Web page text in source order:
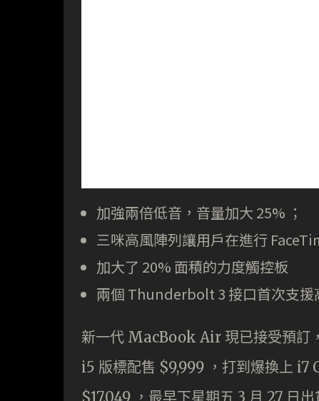
加強兩倍低音，音量加大 25% ；
三咪高風陣列讓用戶在進行
加大了 20% 面積的力度觸控板
兩個 Thunderbolt 3 接口首次支援
新一代 MacBook Air 現已接受預訂
i5 版標配售 $9,999 ，打到爆換上 i7
$17,049 ，最早下星期五 3 月 27 日出